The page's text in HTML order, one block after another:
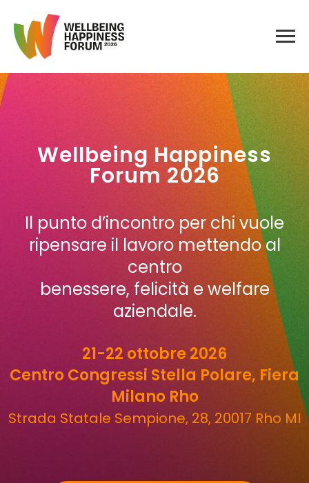
Wellbeing Happiness
Forum 2026
Il punto d’incontro per chi vuole
ripensare il lavoro mettendo al
centro
benessere, felicità e welfare
aziendale.
21-22 ottobre 2026
Centro Congressi Stella Polare, Fiera
Milano Rho
Strada Statale Sempione, 28, 20017 Rho MI